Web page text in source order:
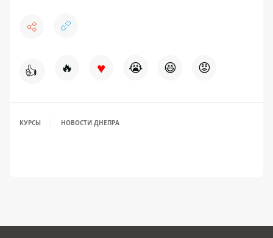
👍 🔥 ♥ 😭 😆 😡
КУРСЫ НОВОСТИ ДНЕПРА